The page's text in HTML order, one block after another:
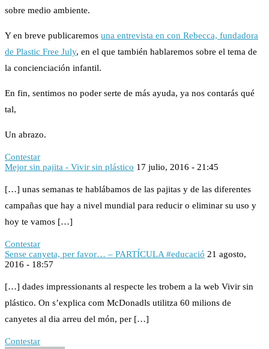
sobre medio ambiente.
Y en breve publicaremos una entrevista en con Rebecca, fundadora
de Plastic Free July, en el que también hablaremos sobre el tema de
la concienciación infantil.
En fin, sentimos no poder serte de más ayuda, ya nos contarás qué
tal,
Un abrazo.
Contestar
Mejor sin pajita - Vivir sin plástico 17 julio, 2016 - 21:45
[…] unas semanas te hablábamos de las pajitas y de las diferentes
campañas que hay a nivel mundial para reducir o eliminar su uso y
hoy te vamos […]
Contestar
Sense canyeta, per favor… – PARTÍCULA #educació 21 agosto,
2016 - 18:57
[…] dades impressionants al respecte les trobem a la web Vivir sin
plástico. On s’explica com McDonadls utilitza 60 milions de
canyetes al dia arreu del món, per […]
Contestar